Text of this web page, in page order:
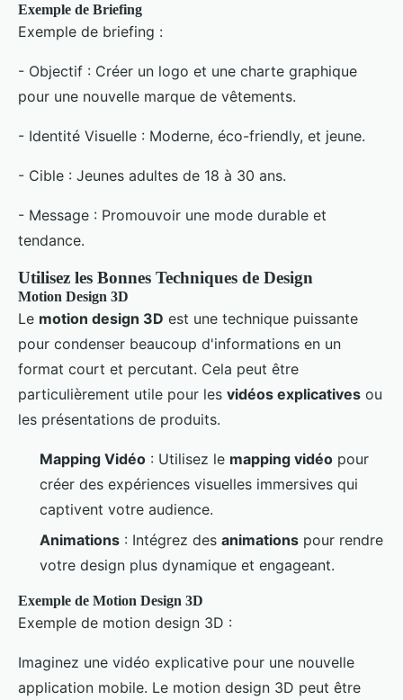
Exemple de Briefing
Exemple de briefing :
- Objectif : Créer un logo et une charte graphique
pour une nouvelle marque de vêtements.
- Identité Visuelle : Moderne, éco-friendly, et jeune.
- Cible : Jeunes adultes de 18 à 30 ans.
- Message : Promouvoir une mode durable et
tendance.
Utilisez les Bonnes Techniques de Design
Motion Design 3D
Le motion design 3D est une technique puissante
pour condenser beaucoup d'informations en un
format court et percutant. Cela peut être
particulièrement utile pour les vidéos explicatives ou
les présentations de produits.
Mapping Vidéo : Utilisez le mapping vidéo pour
créer des expériences visuelles immersives qui
captivent votre audience.
Animations : Intégrez des animations pour rendre
votre design plus dynamique et engageant.
Exemple de Motion Design 3D
Exemple de motion design 3D :
Imaginez une vidéo explicative pour une nouvelle
application mobile. Le motion design 3D peut être